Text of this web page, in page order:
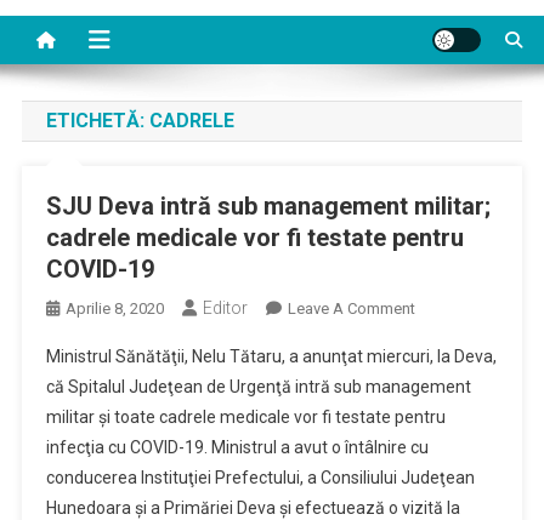
ETICHETĂ: CADRELE
SJU Deva intră sub management militar;
cadrele medicale vor fi testate pentru
COVID-19
Aprilie 8, 2020 Editor Leave A CommentOn
Deva
Intră
Sub
Management
Militar;
Cadrele
Ministrul Sănătăţii, Nelu Tătaru, a anunţat miercuri, la Deva,
că Spitalul Judeţean de Urgenţă intră sub management
militar şi toate cadrele medicale vor fi testate pentru
infecţia cu COVID-19. Ministrul a avut o întâlnire cu
conducerea Instituţiei Prefectului, a Consiliului Judeţean
Hunedoara şi a Primăriei Deva şi efectuează o vizită la